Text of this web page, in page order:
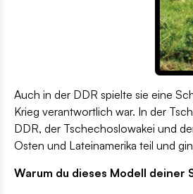
Auch in der DDR spielte sie eine
Krieg verantwortlich war. In der
DDR, der Tschechoslowakei und
Osten und Lateinamerika teil und
Warum du dieses Modell deiner